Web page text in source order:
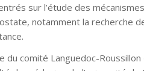
sur l’étude des
notamment la recherche
comité Languedoc-